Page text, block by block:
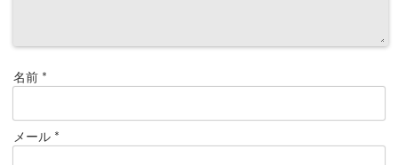
名前 *
メール *